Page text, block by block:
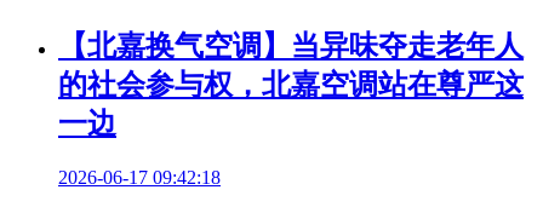
【北嘉换气空调】当异味夺走老年人
的社会参与权，北嘉空调站在尊严这
一边
2026-06-17 09:42:18